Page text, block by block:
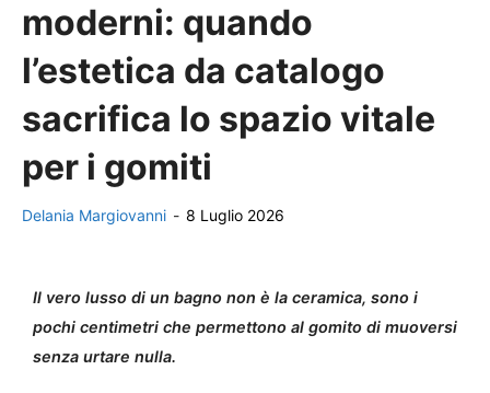
moderni: quando
l’estetica da catalogo
sacrifica lo spazio vitale
per i gomiti
Delania Margiovanni - 8 Luglio 2026
Il vero lusso di un bagno non è la ceramica, sono i
pochi centimetri che permettono al gomito di muoversi
senza urtare nulla.